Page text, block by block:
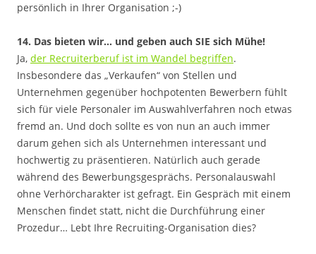
persönlich in Ihrer Organisation ;-)
14. Das bieten wir… und geben auch SIE sich Mühe!
Ja, der Recruiterberuf ist im Wandel begriffen.
Insbesondere das „Verkaufen“ von Stellen und
Unternehmen gegenüber hochpotenten Bewerbern fühlt
sich für viele Personaler im Auswahlverfahren noch etwas
fremd an. Und doch sollte es von nun an auch immer
darum gehen sich als Unternehmen interessant und
hochwertig zu präsentieren. Natürlich auch gerade
während des Bewerbungsgesprächs. Personalauswahl
ohne Verhörcharakter ist gefragt. Ein Gespräch mit einem
Menschen findet statt, nicht die Durchführung einer
Prozedur… Lebt Ihre Recruiting-Organisation dies?